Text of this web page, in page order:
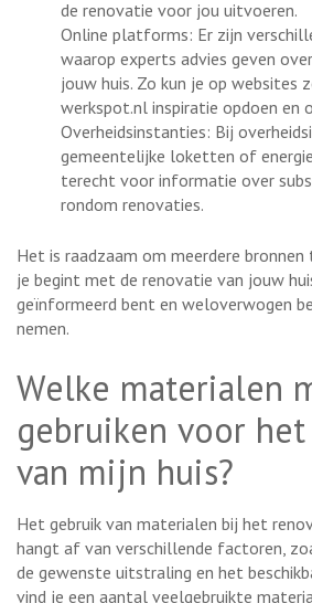
de renovatie voor jou uitvoeren.
Online platforms: Er zijn
waarop experts advies geven
jouw huis. Zo kun je op websites
werkspot.nl inspiratie opdoen en
Overheidsinstanties: Bij
gemeentelijke loketten of
terecht voor informatie over
rondom renovaties.
Het is raadzaam om meerdere
je begint met de renovatie van jouw
geïnformeerd bent en weloverwogen
nemen.
Welke materialen
gebruiken voor
van mijn huis?
Het gebruik van materialen bij het
hangt af van verschillende factoren,
de gewenste uitstraling en het
vind je een aantal veelgebruikte